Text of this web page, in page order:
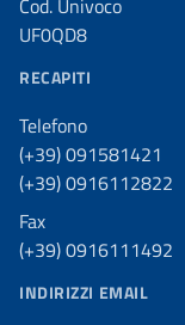
Cod. Univoco
UF0QD8
RECAPITI
Telefono
(+39) 091581421
(+39) 0916112822
Fax
(+39) 0916111492
INDIRIZZI EMAIL